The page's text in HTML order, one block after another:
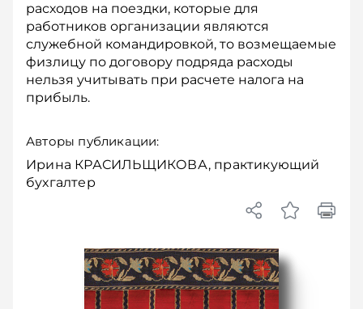
расходов на поездки, которые для
работников организации являются
служебной командировкой, то возмещаемые
физлицу по договору подряда рас­ходы
нельзя учитывать при расчете налога на
прибыль.
Авторы публикации:
Ирина КРАСИЛЬЩИКОВА, практикующий
бухгалтер